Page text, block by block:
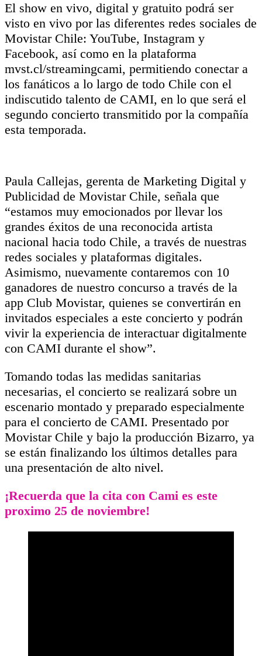
El show en vivo, digital y gratuito podrá ser
visto en vivo por las diferentes redes sociales de
Movistar Chile: YouTube, Instagram y
Facebook, así como en la plataforma
mvst.cl/streamingcami, permitiendo conectar a
los fanáticos a lo largo de todo Chile con el
indiscutido talento de CAMI, en lo que será el
segundo concierto transmitido por la compañía
esta temporada.
Paula Callejas, gerenta de Marketing Digital y
Publicidad de Movistar Chile, señala que
“estamos muy emocionados por llevar los
grandes éxitos de una reconocida artista
nacional hacia todo Chile, a través de nuestras
redes sociales y plataformas digitales.
Asimismo, nuevamente contaremos con 10
ganadores de nuestro concurso a través de la
app Club Movistar, quienes se convertirán en
invitados especiales a este concierto y podrán
vivir la experiencia de interactuar digitalmente
con CAMI durante el show”.
Tomando todas las medidas sanitarias
necesarias, el concierto se realizará sobre un
escenario montado y preparado especialmente
para el concierto de CAMI. Presentado por
Movistar Chile y bajo la producción Bizarro, ya
se están finalizando los últimos detalles para
una presentación de alto nivel.
¡Recuerda que la cita con Cami es este
proximo 25 de noviembre!